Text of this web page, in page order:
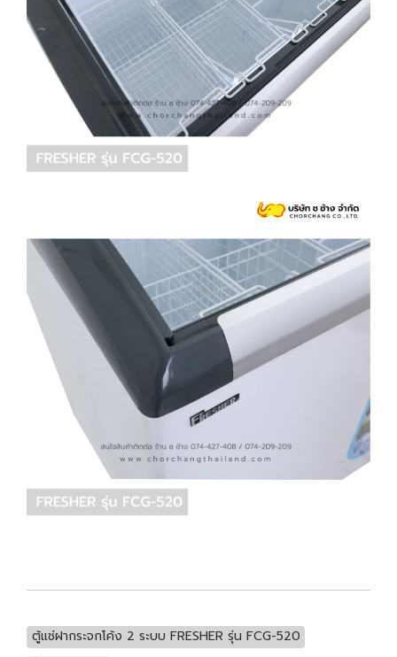
ตู้แช่ฝากระจกโค้ง 2 ระบบ FRESHER รุ่น FCG-520